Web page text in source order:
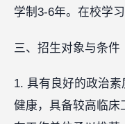
学制3-6年。在校学
三、招生对象与条件
1. 具有良好的政治
健康，具备较高临床